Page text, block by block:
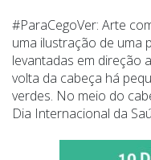
#ParaCegoVer: Arte
uma ilustração de uma
levantadas em direção
volta da cabeça há
verdes. No meio do
Dia Internacional da